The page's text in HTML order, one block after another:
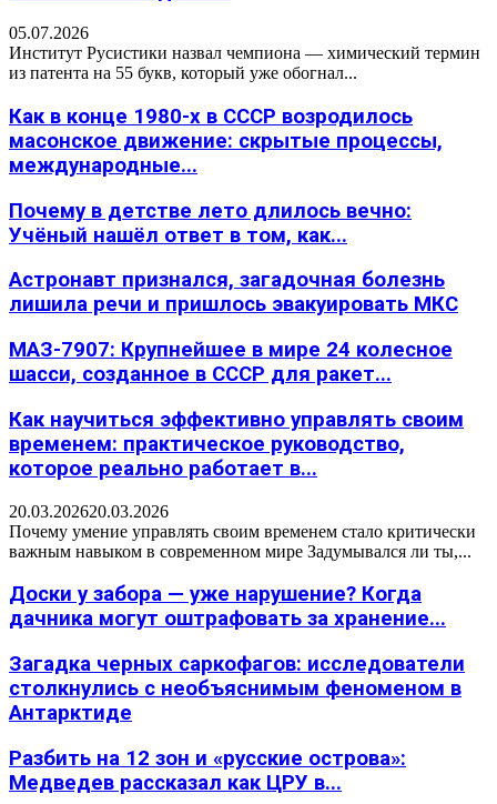
05.07.2026
Институт Русистики назвал чемпиона — химический термин
из патента на 55 букв, который уже обогнал...
Как в конце 1980-х в СССР возродилось
масонское движение: скрытые процессы,
международные...
Почему в детстве лето длилось вечно:
Учёный нашёл ответ в том, как...
Астронавт признался, загадочная болезнь
лишила речи и пришлось эвакуировать МКС
МАЗ-7907: Крупнейшее в мире 24 колесное
шасси, созданное в СССР для ракет...
Как научиться эффективно управлять своим
временем: практическое руководство,
которое реально работает в...
20.03.202620.03.2026
Почему умение управлять своим временем стало критически
важным навыком в современном мире Задумывался ли ты,...
Доски у забора — уже нарушение? Когда
дачника могут оштрафовать за хранение...
Загадка черных саркофагов: исследователи
столкнулись с необъяснимым феноменом в
Антарктиде
Разбить на 12 зон и «русские острова»:
Медведев рассказал как ЦРУ в...